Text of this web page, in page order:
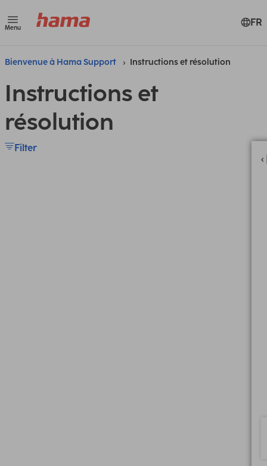
Menu FR
Bienvenue à Hama Support Instructions et résolution
Instructions et
résolution
Filter